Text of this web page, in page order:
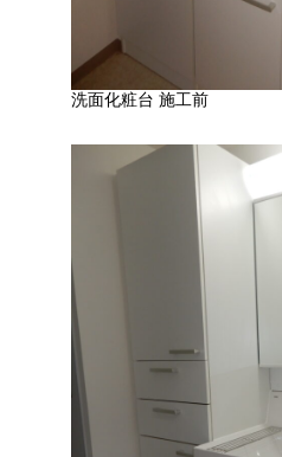
洗面化粧台 施工前